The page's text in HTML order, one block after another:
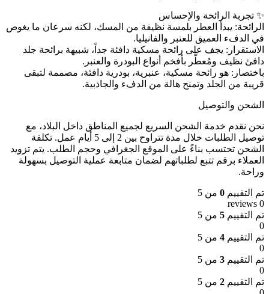
✨ تجربة الرائحة والإحساس
الرائحة: يبدأ العطر بلمسة نظيفة من المسك، لكنه سرعان ما يغوص
في الدفء العميق للعنبر والفانيليا.
الاستقرار: يجف على رائحة مسكية دافئة جداً، شبيهة برائحة جلد
دافئ نظيف ومُعطَّر بأفخم أنواع البودرة والعنبر.
باختصار: هو رائحة مسكية، عنبرية، بودرية دافئة، مصممة لتبقى
قريبة من الجلد وتمنح هالة من الدفء والجاذبية.
الشحن والتوصيل
نحن نقدم خدمة الشحن السريع لجميع المناطق داخل البلاد، مع
توصيل الطلبات خلال مدة تتراوح بين 2 إلى 5 أيام عمل. تكلفة
الشحن تحتسب بناءً على الموقع الجغرافي وحجم الطلب. يتم تزويد
العملاء برقم تتبع لطلباتهم لضمان متابعة عملية التوصيل بسهولة
وراحة.
تم التقييم 0 من 5
0 reviews
تم التقييم 5 من 5
0
تم التقييم 4 من 5
0
تم التقييم 3 من 5
0
تم التقييم 2 من 5